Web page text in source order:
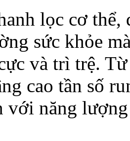
lọc cơ
sức khỏe
và trì trệ.
cao tần số
với năng